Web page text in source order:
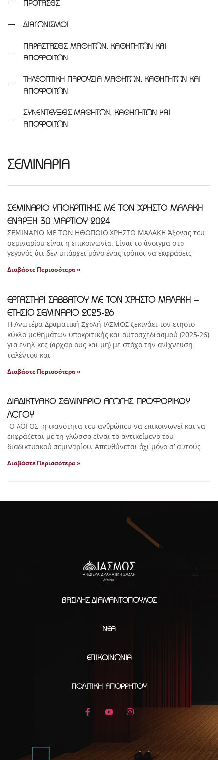
ΠΡΟΤΑΣΕΙΣ
ΔΙΑΓΩΝΙΣΜΟΙ
ΠΑΡΑΣΤΑΣΕΙΣ ΜΑΘΗΤΩΝ, ΚΑΘΗΓΗΤΩΝ ΚΑΙ
ΑΠΟΦΟΙΤΩΝ
ΤΗΛΕΟΠΤΙΚΗ ΠΑΡΟΥΣΙΑ ΜΑΘΗΤΩΝ, ΚΑΘΗΓΗΤΩΝ ΚΑΙ
ΑΠΟΦΟΙΤΩΝ
ΣΥΝΕΝΤΕΥΞΕΙΣ ΜΑΘΗΤΩΝ, ΚΑΘΗΓΗΤΩΝ ΚΑΙ
ΑΠΟΦΟΙΤΩΝ
ΣΕΜΙΝΑΡΙΑ
ΣΕΜΙΝΑΡΙΟ ΥΠΟΚΡΙΤΙΚΗΣ ΜΕ ΤΟΝ ΧΡΗΣΤΟ ΜΑΛΑΚΗ
ΕΝΑΡΞΗ 30 ΜΑΡΤΙΟΥ 2024
ΣΕΜΙΝΑΡΙΟ ΜΕ ΤΟΝ ΗΘΟΠΟΙΟ ΧΡΗΣΤΟ ΜΑΛΑΚΗ Άξονας του
σεμιναρίου είναι η επικοινωνία. Είναι το άνοιγμα στο
γεγονός ότι δεν υπάρχει μόνο ένας τρόπος να εκφράσεις
Διαβάστε Περισσότερα »
ΕΡΓΑΣΤΗΡΙ ΣΑΒΒΑΤΟΥ ΜΕ ΤΟΝ ΧΡΗΣΤΟ ΜΑΛΑΚΗ –
ΕΤΗΣΙΟ ΣΕΜΙΝΑΡΙΟ 2025-26
Η Ανωτέρα Δραματική Σχολή ΙΑΣΜΟΣ ξεκινάει τον ετήσιο
κύκλο μαθημάτων υποκριτικής και αυτοσχεδιασμού (2025-26)
για ενήλικες (αρχάριους και μη) με στόχο την ανίχνευση
ταλέντου και
Διαβάστε Περισσότερα »
ΔΙΑΔΙΚΤΥΑΚΟ ΣΕΜΙΝΑΡΙΟ ΑΓΩΓΗΣ ΠΡΟΦΟΡΙΚΟΥ
ΛΟΓΟΥ
Ο ΛΟΓΟΣ ,η ικανότητα του ανθρώπου να επικοινωνεί και να
εκφράζεται με τη γλώσσα είναι το αντικείμενο του
διαδικτυακού σεμιναρίου. Απευθύνεται όχι μόνο σ’ αυτούς
Διαβάστε Περισσότερα »
ΒΑΣΊΛΗΣ ΔΙΑΜΑΝΤΌΠΟΥΛΟΣ
ΝΈΑ
ΕΠΙΚΟΙΝΩΝΊΑ
ΠΟΛΙΤΙΚΉ ΑΠΟΡΡΉΤΟΥ